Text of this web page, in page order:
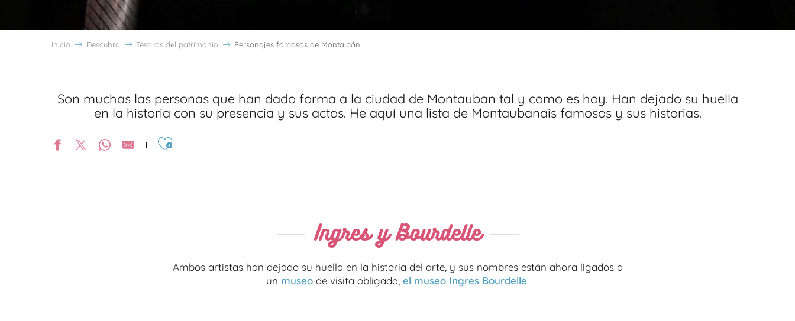
Inicio Descubra Tesoros del patrimonio Personajes famosos de Montalbán
Son muchas las personas que han dado forma a la ciudad de Montauban tal y como es hoy. Han dejado su huella
en la historia con su presencia y sus actos. He aquí una lista de Montaubanais famosos y sus historias.
Ajouter aux favoris
Ingres y Bourdelle
Ambos artistas han dejado su huella en la historia del arte, y sus nombres están ahora ligados a
un museo de visita obligada, el museo Ingres Bourdelle.